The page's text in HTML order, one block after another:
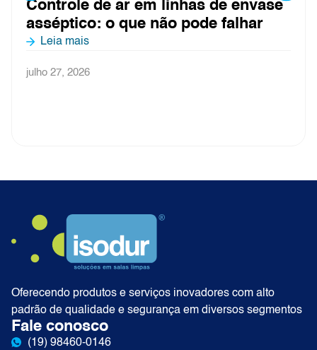
Controle de ar em linhas de envase
asséptico: o que não pode falhar
Leia mais
julho 27, 2026
Oferecendo produtos e serviços inovadores com alto
padrão de qualidade e segurança em diversos segmentos
Fale conosco
(19) 98460-0146